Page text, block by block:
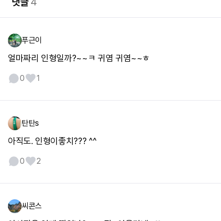
푸근이
얼마짜리 인형일까?~~ㅋ 귀염 귀염~~ㅎ
0 1
탄탄s
아직도. 인형이좋치??? ^^
0 2
씨콘스